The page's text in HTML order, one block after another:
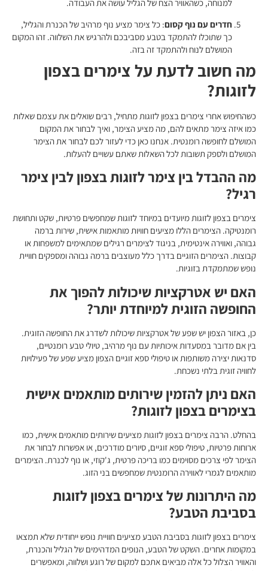
למנוחה, כשהאוויר הצח של הגליל עושה את העבודה.
חדרים עם נוף קסום: כל צימר מציע נוף מרהיב של הכנרת והגליל,
כך שתוכלו להתמקד בטבע מסביבכם ולהרגיש את השלווה. זהו המקום
המושלם לנוח ולהתמקד זה בזה.
מה חשוב לדעת על צימרים בצפון
לזוגות?
כשהחיפוש אחרי צימרים בצפון לזוגות מתחיל, רבים שואלים את עצמם שאלות
כמו איזה צימר מתאים להם, מה מציע הצימר, ואיך לבחור את המקום
המושלם לחופשה רומנטית. אנחנו כאן כדי לעזור לכם לבחור את הצימר
המושלם ולספק תשובות לכל השאלות שאתם עשויים להעלות.
מה ההבדל בין צימר לזוגות בצפון לבין צימר
רגיל?
צימרים בצפון לזוגות מיועדים במיוחד לזוגות שמחפשים פרטיות, שקט ותחושת
רומנטיקה. הצימרים הללו מציעים חוויות מותאמות אישית, שירות ברמה
גבוהה, ואווירה אינטימית, בניגוד לצימרים רגילים שמתאימים למשפחות או
קבוצות. הצימרים הזוגיים בדרך כלל מעוצבים ברמה גבוהה ומספקים חוויית
נופש שמתמקדת בזוגיות.
האם יש אטרקציות שיכולות להפוך את
החופשה הזוגית למיוחדת יותר?
כן, באזור הצפון יש שפע של אטרקציות שיכולות לשדרג את החופשה הזוגית.
בין אם מדובר במסעדות איכותיות עם נוף מרהיב, טיולי טבע רומנטיים,
סדנאות יצירה משותפות או טיפולי ספא זוגיים הצפון מציע שפע של פעילויות
לחוויה זוגית בלתי נשכחת.
האם ניתן להזמין שירותים מותאמים אישית
בצימרים בצפון לזוגות?
בהחלט. הרבה צימרים בצפון לזוגות מציעים שירותים מותאמים אישית, כמו
ארוחות פרטיות, טיפולי ספא זוגיים, סיורים מודרכים, או אפשרות לבחור את
הצימר לפי צרכים מסוימים כמו בריכה פרטית, ג'קוזי, או נוף לכנרת. הצימרים
מותאמים לגמרי לאווירה הרומנטית שמחפשים בני הזוג.
מה היתרונות של צימרים בצפון לזוגות
בסביבת הטבע?
צימרים בצפון לזוגות בסביבת הטבע מציעים חוויית נופש ייחודית שלא תמצאו
במקומות אחרים. השקט של הטבע, הנופים המדהימים של הגליל והכנרת,
והאוויר הצלול כל אלה מביאים אתכם למקום של רוגע ושלווה, ומאפשרים